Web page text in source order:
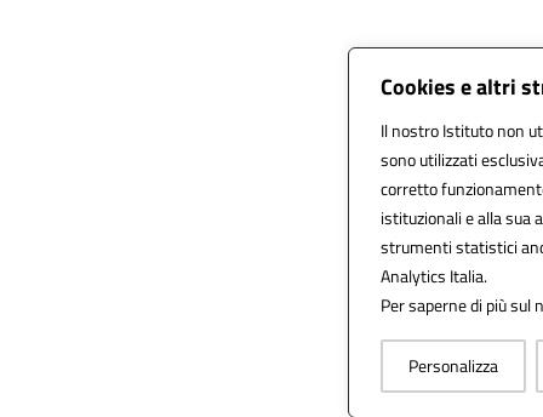
Cookies e altri
Il nostro Istituto non
sono utilizzati
corretto
istituzionali e alla sua
strumenti statistici
Analytics Italia.
Per saperne di più
Personalizza